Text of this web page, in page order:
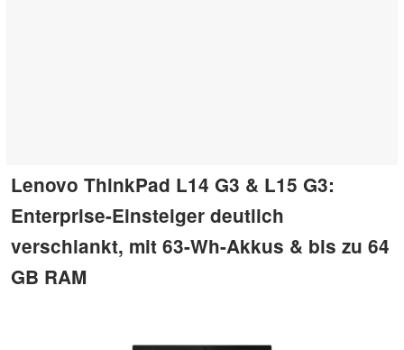
Lenovo ThinkPad L14 G3 & L15 G3:
Enterprise-Einsteiger deutlich
verschlankt, mit 63-Wh-Akkus & bis zu 64
GB RAM